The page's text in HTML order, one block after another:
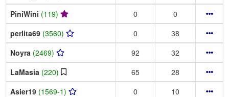
PiniWini (119) 0
0
perlita69 (3560) 0
38
Noyra (2469) 92
32
LaMasia (220) 65
28
Asier19 (1569-1) 0
10